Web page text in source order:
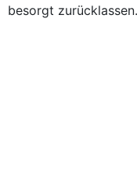
besorgt zurücklassen.